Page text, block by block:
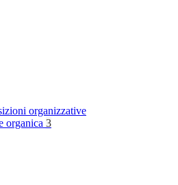
organizzative
organica 3